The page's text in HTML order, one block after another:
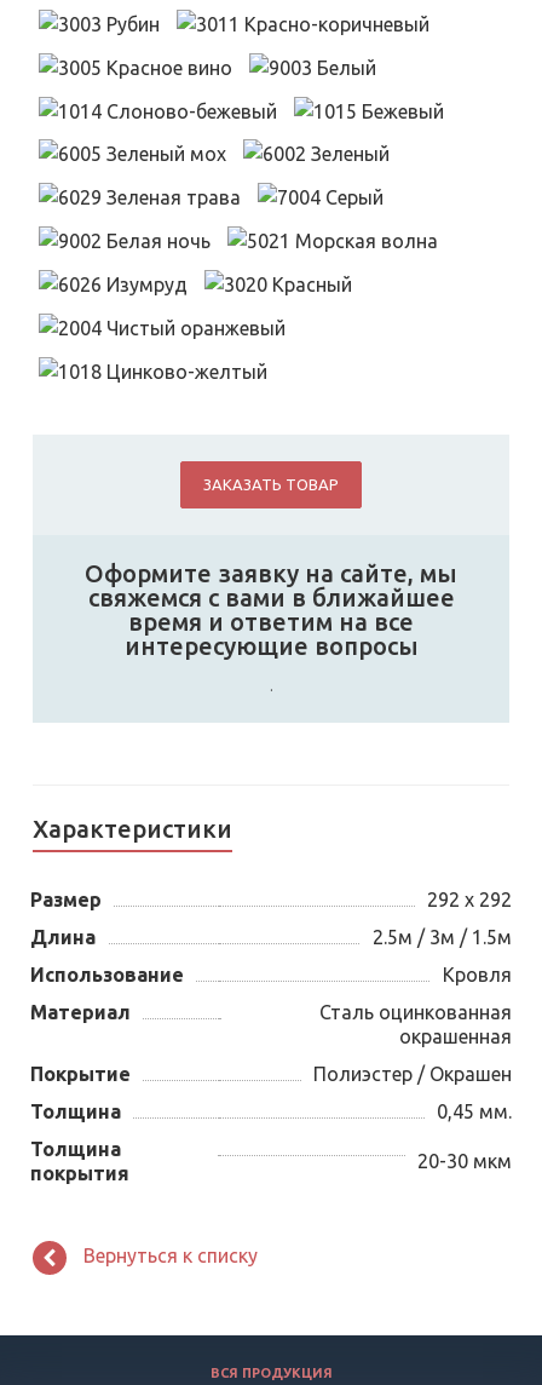
ЗАКАЗАТЬ ТОВАР
Оформите заявку на сайте, мы
свяжемся с вами в ближайшее
время и ответим на все
интересующие вопросы
Характеристики
Размер
292 х 292
Длина
2.5м / 3м / 1.5м
Использование
Кровля
Материал
Сталь оцинкованная
окрашенная
Покрытие
Полиэстер / Окрашен
Толщина
0,45 мм.
Толщина
покрытия
20-30 мкм
Вернуться к списку
ВСЯ ПРОДУКЦИЯ